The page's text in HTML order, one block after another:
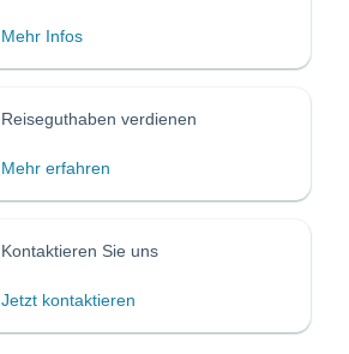
Mehr Infos
Reiseguthaben verdienen
Mehr erfahren
Kontaktieren Sie uns
Jetzt kontaktieren